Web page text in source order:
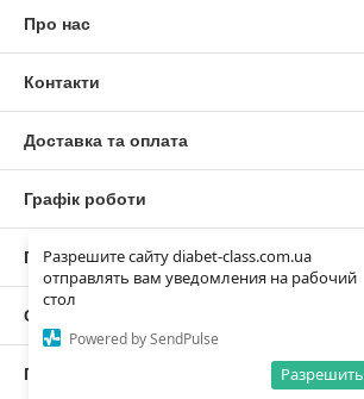
Разрешите сайту diabet-class.com.ua
отправлять вам уведомления на рабочий
стол
Powered by SendPulse
Разрешить
Про нас
Контакти
Доставка та оплата
Графік роботи
Повна версія сайту
Сайт створено на маркетплейсі
Політика конфіденційності